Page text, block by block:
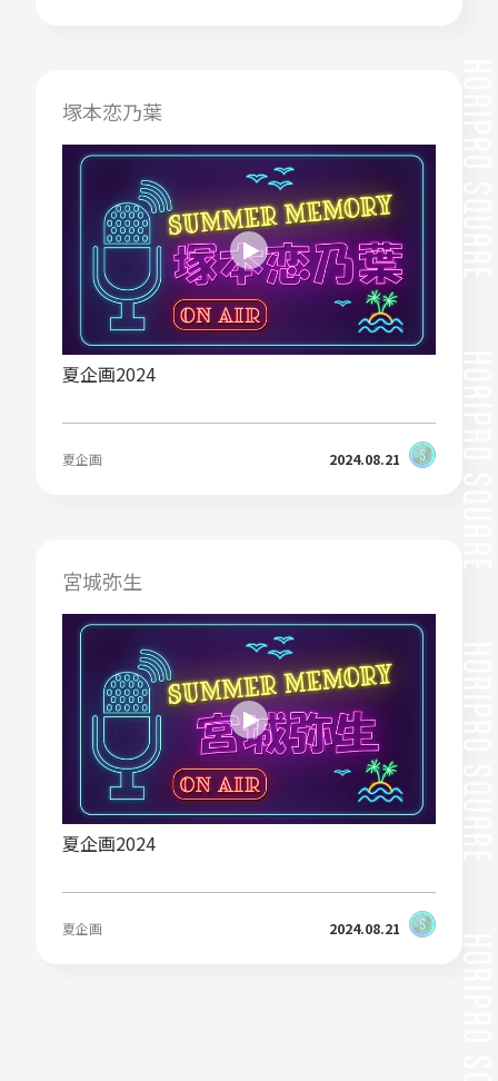
塚本恋乃葉
夏企画2024
夏企画 2024.08.21
宮城弥生
夏企画2024
夏企画 2024.08.21